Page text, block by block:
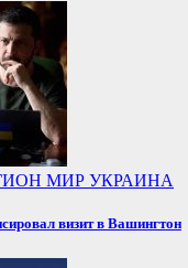
МИР УКРАИНА
визит в Вашингтон